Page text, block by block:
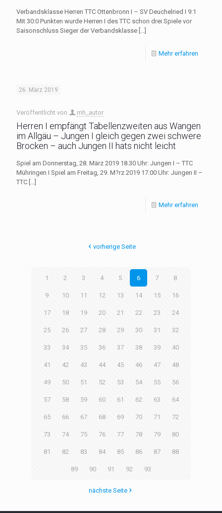
Verbandsklasse Herren TTC Ottenbronn I – SV Deuchelried I 9:1
Mit 30:0 Punkten wurde Herren I des TTC schon drei Spiele vor
Saisonschluss Sieger der Verbandsklasse […]
Mehr erfahren
26. März 2019
Veröffentlicht von mh_autor
Herren I empfängt Tabellenzweiten aus Wangen
im Allgäu – Jungen I gleich gegen zwei schwere
Brocken – auch Jungen II hats nicht leicht
Spiel am Donnerstag, 28. März 2019 18.30 Uhr: Jungen I – TTC
Mühringen I Spiel am Freitag, 29. M?rz 2019 17.00 Uhr: Jungen II –
TTC […]
Mehr erfahren
vorherige Seite
1 2 3 4 5 6 7 8
9 10 11 12 13 14 15 16
17 18 19 20 21 22 23 24
25 26 27 28 29 30 31 32
33 34 35 36 37 38 39 40
41 42 43 44 45 46 47 48
49 50 51 52 53 54 55 56
57 58 59 60 61 62 63 64
65 66 67 68 69 70 71 72
73 74 75 76 77 78 79 80
81 82 83 84 85 86 87 88
89 90 91 92 93
nächste Seite